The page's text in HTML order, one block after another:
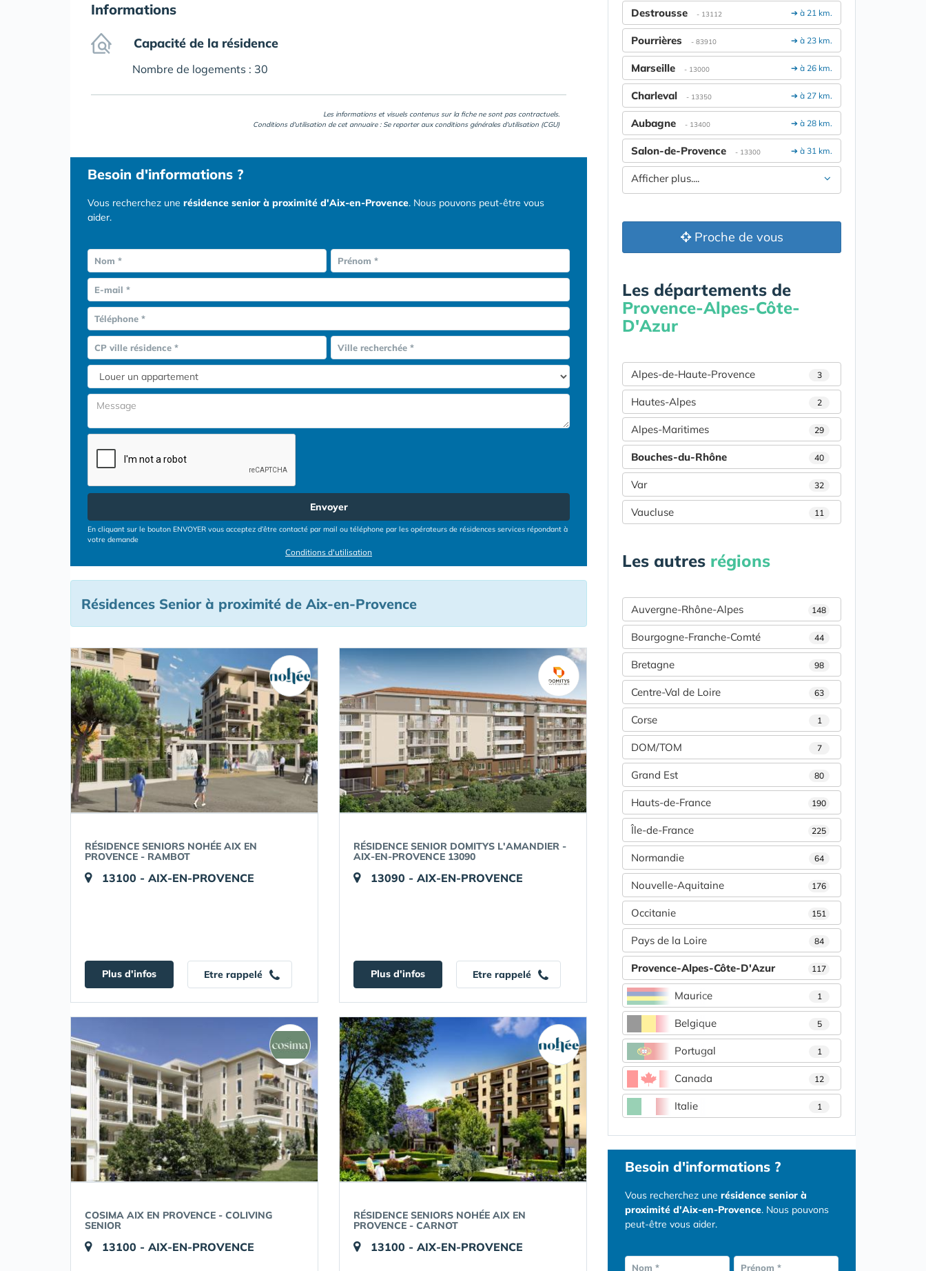
Informations
Capacité de la résidence
Nombre de logements : 30
Les informations et visuels contenus sur la fiche ne sont pas contractuels.
Conditions d'utilisation de cet annuaire : Se reporter aux conditions générales d'utilisation (CGU)
Besoin d'informations ?
Vous recherchez une résidence senior à proximité d'Aix-en-Provence. Nous pouvons peut-être vous
aider.
Nom * Prénom *
E-mail *
Téléphone *
CP ville résidence * Ville recherchée *
Envoyer
En cliquant sur le bouton ENVOYER vous acceptez d’être contacté par mail ou téléphone par les opérateurs de résidences services répondant à
votre demande
Conditions d'utilisation
Résidences Senior à proximité de Aix-en-Provence
RÉSIDENCE SENIORS NOHÉE AIX EN
PROVENCE - RAMBOT
13100 - AIX-EN-PROVENCE
Plus d'infos Etre rappelé
RÉSIDENCE SENIOR DOMITYS L'AMANDIER -
AIX-EN-PROVENCE 13090
13090 - AIX-EN-PROVENCE
Plus d'infos Etre rappelé
COSIMA AIX EN PROVENCE - COLIVING
SENIOR
13100 - AIX-EN-PROVENCE
RÉSIDENCE SENIORS NOHÉE AIX EN
PROVENCE - CARNOT
13100 - AIX-EN-PROVENCE
➔ à 21 km.
Destrousse - 13112
➔ à 23 km.
Pourrières - 83910
➔ à 26 km.
Marseille - 13000
➔ à 27 km.
Charleval - 13350
➔ à 28 km.
Aubagne - 13400
➔ à 31 km.
Salon-de-Provence - 13300
Afficher plus....
Proche de vous
Les départements de
Provence-Alpes-Côte-
D'Azur
Alpes-de-Haute-Provence 3
Hautes-Alpes 2
Alpes-Maritimes 29
Bouches-du-Rhône 40
Var 32
Vaucluse 11
Les autres régions
Auvergne-Rhône-Alpes 148
Bourgogne-Franche-Comté 44
Bretagne 98
Centre-Val de Loire 63
Corse 1
DOM/TOM 7
Grand Est 80
Hauts-de-France 190
Île-de-France 225
Normandie 64
Nouvelle-Aquitaine 176
Occitanie 151
Pays de la Loire 84
Provence-Alpes-Côte-D'Azur 117
Maurice 1
Belgique 5
Portugal 1
Canada 12
Italie 1
Besoin d'informations ?
Vous recherchez une résidence senior à
proximité d'Aix-en-Provence. Nous pouvons
peut-être vous aider.
Nom * Prénom *